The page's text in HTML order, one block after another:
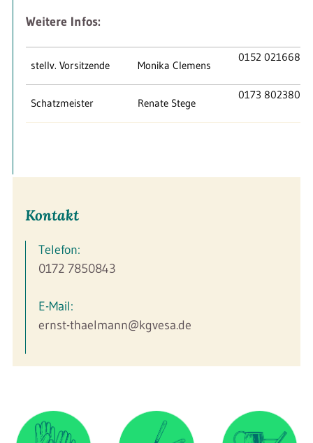
Weitere Infos:
stellv. Vorsitzende Monika Clemens
0152 02166871
Schatzmeister Renate Stege
0173 8023801
Kontakt
Telefon:
0172 7850843
E-Mail:
ernst-thaelmann@kgvesa.de